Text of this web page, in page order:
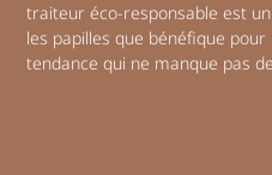
traiteur éco-responsable est
les papilles que bénéfique
tendance qui ne manque pas